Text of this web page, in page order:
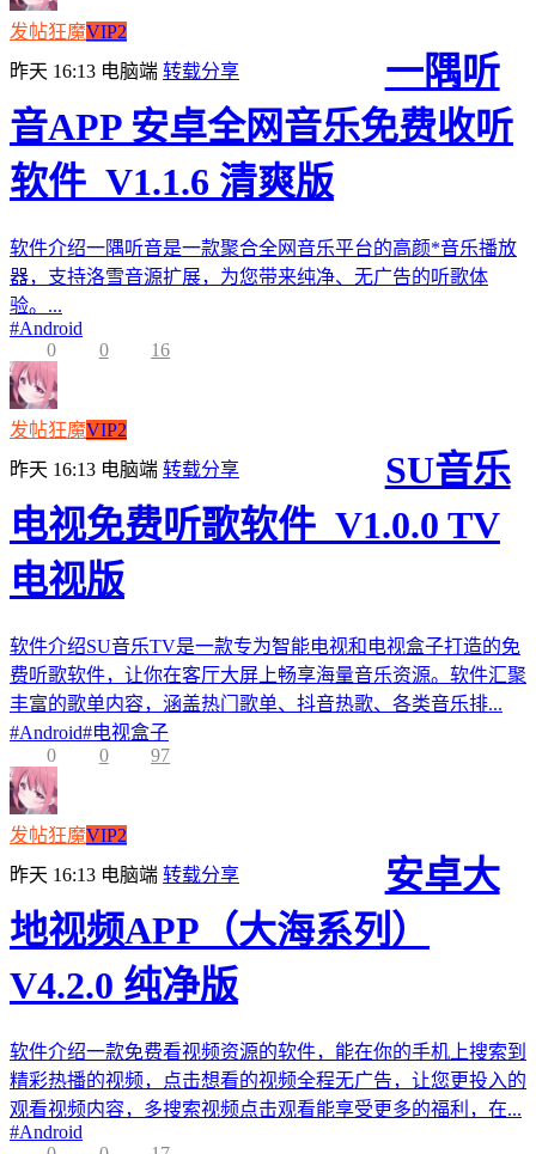
发帖狂魔VIP2
昨天 16:13 电脑端 转载分享
一隅听
音APP 安卓全网音乐免费收听
软件_V1.1.6 清爽版
软件介绍一隅听音是一款聚合全网音乐平台的高颜*音乐播放
器，支持洛雪音源扩展，为您带来纯净、无广告的听歌体
验。...
#Android
0
0 16
发帖狂魔VIP2
昨天 16:13 电脑端 转载分享
SU音乐
电视免费听歌软件_V1.0.0 TV
电视版
软件介绍SU音乐TV是一款专为智能电视和电视盒子打造的免
费听歌软件，让你在客厅大屏上畅享海量音乐资源。软件汇聚
丰富的歌单内容，涵盖热门歌单、抖音热歌、各类音乐排...
#Android#电视盒子
0
0 97
发帖狂魔VIP2
昨天 16:13 电脑端 转载分享
安卓大
地视频APP（大海系列）
V4.2.0 纯净版
软件介绍一款免费看视频资源的软件，能在你的手机上搜索到
精彩热播的视频，点击想看的视频全程无广告，让您更投入的
观看视频内容，多搜索视频点击观看能享受更多的福利，在...
#Android